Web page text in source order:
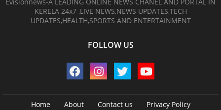
KERELA 24x7 ,LIVE NEWS,NEWS UPDATES,TECH
UPDATES,HEALTH,SPORTS AND ENTERTAINMENT
FOLLOW US
Home About Contact us Privacy Policy